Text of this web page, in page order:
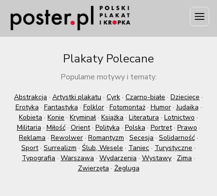
Plakaty Polecane
Popularne motywy i tematy:
Abstrakcja · Artystki plakatu · Cyrk · Czarno-białe · Dziecięce ·
Erotyka · Fantastyka · Folklor· Fotomontaż· Humor·Judaika ·
Kobieta · Konie · Kryminał · Książka · Literatura · Lotnictwo ·
Militaria · Miłość· Orient· Polityka · Polska · Portret· Prawo ·
Reklama · Rewolwer · Romantyzm · Secesja · Solidarność ·
Sport· Surrealizm · Ślub, Wesele · Taniec · Turystyczne ·
Typografia · Warszawa · Wydarzenia · Wystawy · Zima ·
Zwierzęta · Żegluga